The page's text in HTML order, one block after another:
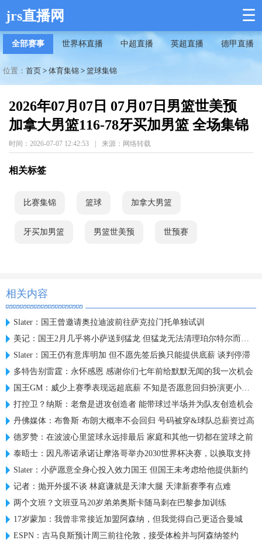
jrs直播网 ☰
全部赛事 世界杯直播 中超直播 英超直播 德甲直播
位置： 首页 > 体育集锦 > 篮球集锦
2026年07月07日 07月07日男篮世美预
加拿大男篮116-78牙买加男篮 全场集锦
时间：2026-07-07 12:42:53 来源：网络转载
相关标签
比赛集锦 篮球 加拿大男篮
牙买加男篮 男篮世美预 世预赛
相关内容
Slater：国王曾邀请奥拉迪波前往萨克拉门托单独试训
美记：国王2月几乎将小萨送到猛龙 但猛龙无法清理珀尔特尔而告吹
Slater：国王仍有意库明加 但不愿先签后换只能提供底薪 谈判停滞
多特告别雷霆：永怀感恩 感谢你们七年前给默默无闻的我一次机会
国王GM：威少上赛季表现远超底薪 不知是否愿意回归扮演更小角色
打控卫？纳斯：老詹是进攻创造者 能带球过半场并为队友创造机会
丹佛媒体：布鲁斯·布朗大概率不会回归 号码被穿&球队总薪资过高
德罗赞：在波波心里篮球永远排最后 家庭和其他一切都在篮球之前
泰晤士：因凡蒂诺承诺让摩洛哥举办2030世界杯决赛，以换取支持
Slater：小萨愿意全身心投入效力国王 但国王未考虑给他提供新约
记者：抛开外援不谈 林庭谦就是天津大腿 天津新赛季有点难
两个文班？文班亚马20岁弟弟奥斯卡随马刺在巴黎参加训练
17岁蒙加：我曾非常接近加盟阿森纳，但我觉得自己更适合曼城
ESPN：吉马良斯预计周三前往伦敦，接受体检并与阿森纳签约